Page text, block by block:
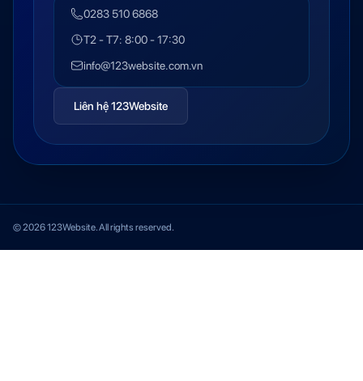
0283 510 6868
T2 - T7: 8:00 - 17:30
info@123website.com.vn
Liên hệ 123Website
© 2026 123Website. All rights reserved.